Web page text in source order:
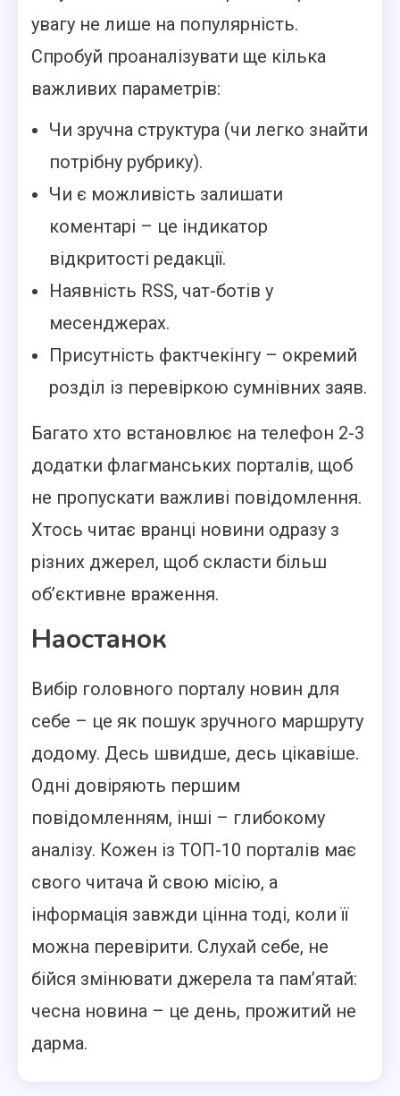
увагу не лише на популярність.
Спробуй проаналізувати ще кілька
важливих параметрів:
Чи зручна структура (чи легко знайти
потрібну рубрику).
Чи є можливість залишати
коментарі – це індикатор
відкритості редакції.
Наявність RSS, чат-ботів у
месенджерах.
Присутність фактчекінгу – окремий
розділ із перевіркою сумнівних заяв.
Багато хто встановлює на телефон 2-3
додатки флагманських порталів, щоб
не пропускати важливі повідомлення.
Хтось читає вранці новини одразу з
різних джерел, щоб скласти більш
об’єктивне враження.
Наостанок
Вибір головного порталу новин для
себе – це як пошук зручного маршруту
додому. Десь швидше, десь цікавіше.
Одні довіряють першим
повідомленням, інші – глибокому
аналізу. Кожен із ТОП-10 порталів має
свого читача й свою місію, а
інформація завжди цінна тоді, коли її
можна перевірити. Слухай себе, не
бійся змінювати джерела та пам’ятай:
чесна новина – це день, прожитий не
дарма.